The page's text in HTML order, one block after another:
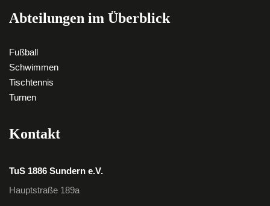
Abteilungen im Überblick
Fußball
Schwimmen
Tischtennis
Turnen
Kontakt
TuS 1886 Sundern e.V.
Hauptstraße 189a